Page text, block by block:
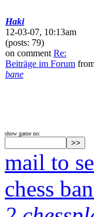
Haki
12-03-07, 10:13am
(posts: 79)
on comment Re:
Beiträge im Forum
bane
show game no:
mail to
chess